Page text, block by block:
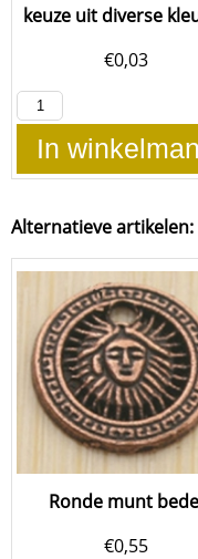
keuze uit diverse
€0,03
In
Alternatieve artikelen:
Ronde munt
€0,55